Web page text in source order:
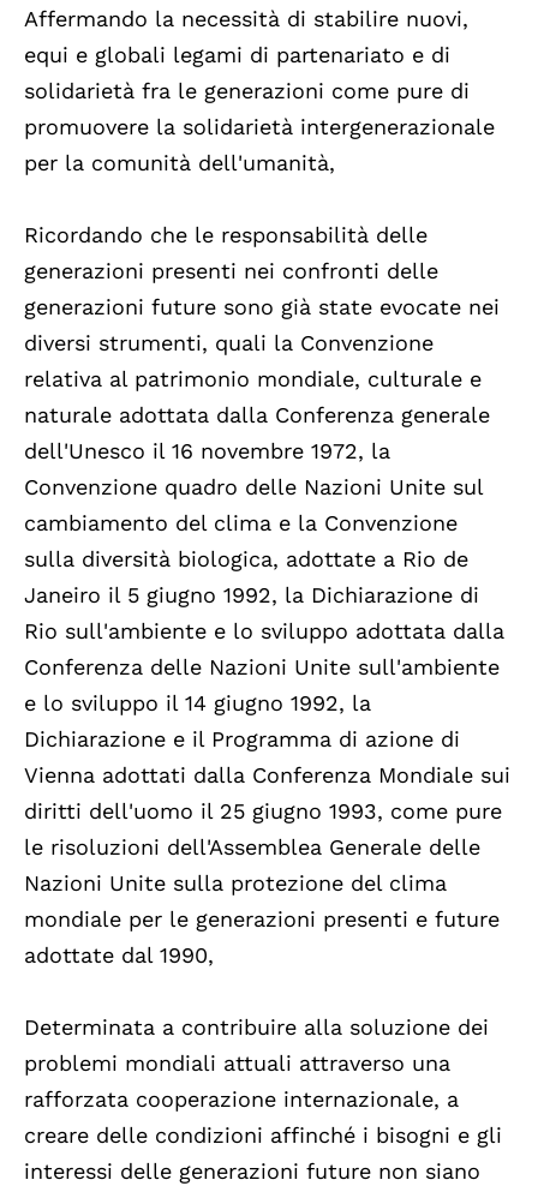
Affermando la necessità di stabilire nuovi,
equi e globali legami di partenariato e di
solidarietà fra le generazioni come pure di
promuovere la solidarietà intergenerazionale
per la comunità dell'umanità,
Ricordando che le responsabilità delle
generazioni presenti nei confronti delle
generazioni future sono già state evocate nei
diversi strumenti, quali la Convenzione
relativa al patrimonio mondiale, culturale e
naturale adottata dalla Conferenza generale
dell'Unesco il 16 novembre 1972, la
Convenzione quadro delle Nazioni Unite sul
cambiamento del clima e la Convenzione
sulla diversità biologica, adottate a Rio de
Janeiro il 5 giugno 1992, la Dichiarazione di
Rio sull'ambiente e lo sviluppo adottata dalla
Conferenza delle Nazioni Unite sull'ambiente
e lo sviluppo il 14 giugno 1992, la
Dichiarazione e il Programma di azione di
Vienna adottati dalla Conferenza Mondiale sui
diritti dell'uomo il 25 giugno 1993, come pure
le risoluzioni dell'Assemblea Generale delle
Nazioni Unite sulla protezione del clima
mondiale per le generazioni presenti e future
adottate dal 1990,
Determinata a contribuire alla soluzione dei
problemi mondiali attuali attraverso una
rafforzata cooperazione internazionale, a
creare delle condizioni affinché i bisogni e gli
interessi delle generazioni future non siano